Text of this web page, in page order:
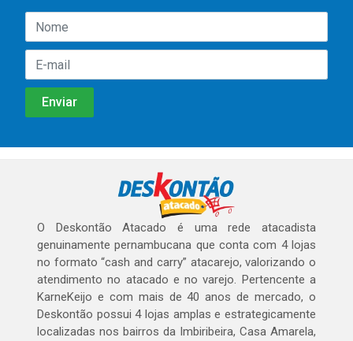
O Deskontão Atacado é uma rede atacadista
genuinamente pernambucana que conta com 4 lojas
no formato “cash and carry” atacarejo, valorizando o
atendimento no atacado e no varejo. Pertencente a
KarneKeijo e com mais de 40 anos de mercado, o
Deskontão possui 4 lojas amplas e estrategicamente
localizadas nos bairros da Imbiribeira, Casa Amarela,